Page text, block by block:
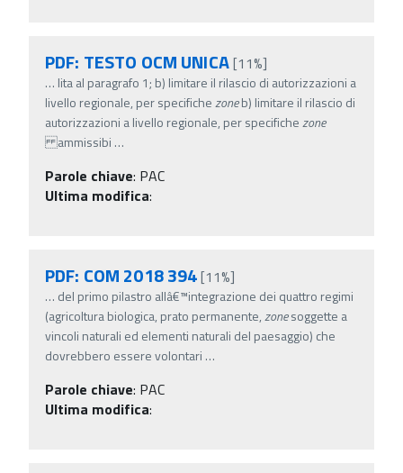
PDF: TESTO OCM UNICA[11%]
… lita al paragrafo 1; b) limitare il rilascio di autorizzazioni a
livello regionale, per specifichezoneb) limitare il rilascio di
autorizzazioni a livello regionale, per specifichezone
ammissibi …
Parole chiave: PAC
Ultima modifica:
PDF: COM 2018 394[11%]
… del primo pilastro allâ€™integrazione dei quattro regimi
(agricoltura biologica, prato permanente,zonesoggette a
vincoli naturali ed elementi naturali del paesaggio) che
dovrebbero essere volontari …
Parole chiave: PAC
Ultima modifica: